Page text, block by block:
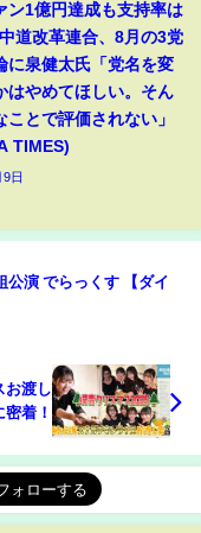
ン1億円達成も支持率は
道改革連合、8月の3党
に泉健太氏「党名を変
はやめてほしい。そん
ことで評価されない」
TIMES)
日
公演 でらっくす 【ダイ
お渡し
着！